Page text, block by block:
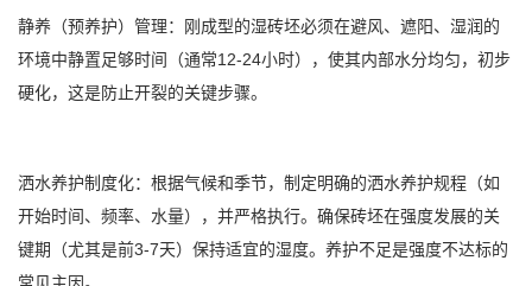
静养（预养护）管理：刚成型的湿砖坯必须在避风、遮阳、湿润的
环境中静置足够时间（通常12-24小时），使其内部水分均匀，初步
硬化，这是防止开裂的关键步骤。
洒水养护制度化：根据气候和季节，制定明确的洒水养护规程（如
开始时间、频率、水量），并严格执行。确保砖坯在强度发展的关
键期（尤其是前3-7天）保持适宜的湿度。养护不足是强度不达标的